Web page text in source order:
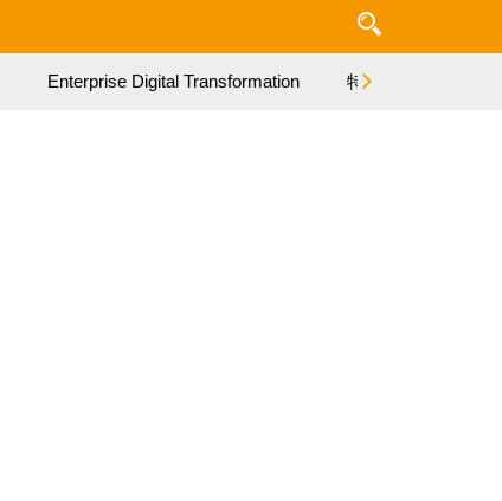
Enterprise Digital Transformation 特集